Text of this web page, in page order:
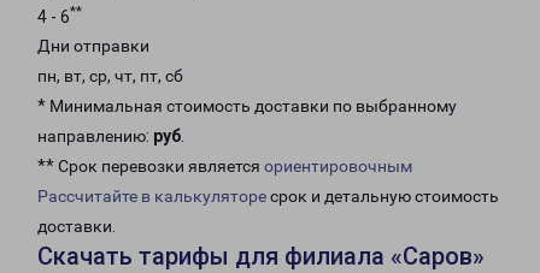
4 - 6**
Дни отправки
пн, вт, ср, чт, пт, сб
* Минимальная стоимость доставки по выбранному
направлению: руб.
** Срок перевозки является ориентировочным
Рассчитайте в калькуляторесрок и детальную стоимость
доставки.
Скачать тарифы для филиала «Саров»